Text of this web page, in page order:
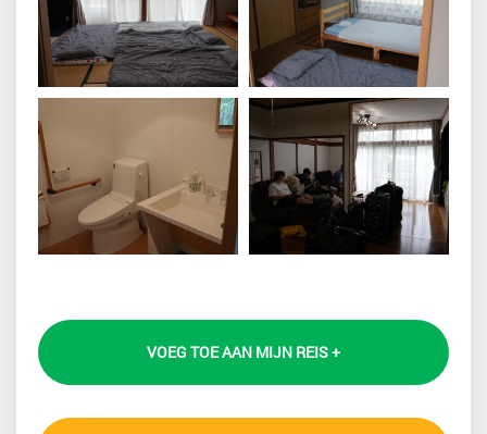
VOEG TOE AAN MIJN REIS +